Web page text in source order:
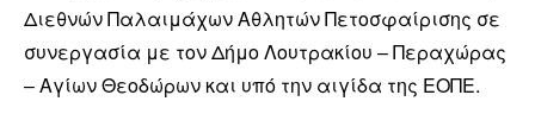
Διεθνών Παλαιμάχων Αθλητών Πετοσφαίρισης σε
συνεργασία με τον Δήμο Λουτρακίου – Περαχώρας
– Αγίων Θεοδώρων και υπό την αιγίδα της ΕΟΠΕ.